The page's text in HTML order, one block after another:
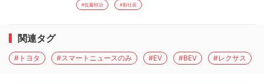
#佐藤恒治 #新社長
関連タグ
#トヨタ #スマートニュースのみ #EV #BEV #レクサス